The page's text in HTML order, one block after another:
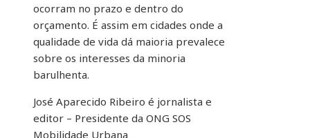
ocorram no prazo e dentro do
orçamento. É assim em cidades onde a
qualidade de vida dá maioria prevalece
sobre os interesses da minoria
barulhenta.
José Aparecido Ribeiro é jornalista e
editor – Presidente da ONG SOS
Mobilidade Urbana